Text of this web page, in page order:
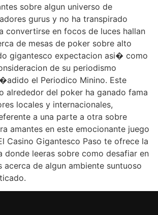
sobre algun universo de
gurus y no ha transpirado
convertirse en focos de luces hallan
de mesas de poker sobre alto
gigantesco expectacion asi� como
de su periodismo
el Periodico Minino. Este
alrededor del poker ha ganado fama
locales y internacionales,
a una parte a otra sobre
amantes en este emocionante juego
Casino Gigantesco Paso te ofrece la
donde leeras sobre como desafiar en
acerca de algun ambiente suntuoso